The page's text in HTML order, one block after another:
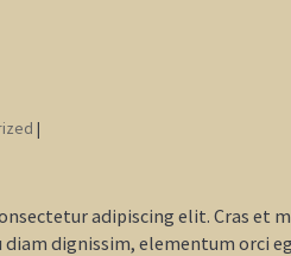
|
adipiscing elit. Cras et
dignissim, elementum orci